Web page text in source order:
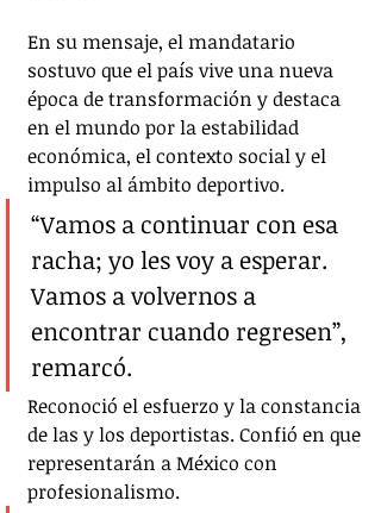
En su mensaje, el mandatario
sostuvo que el país vive una nueva
época de transformación y destaca
en el mundo por la estabilidad
económica, el contexto social y el
impulso al ámbito deportivo.
“Vamos a continuar con esa
racha; yo les voy a esperar.
Vamos a volvernos a
encontrar cuando regresen”,
remarcó.
Reconoció el esfuerzo y la constancia
de las y los deportistas. Confió en que
representarán a México con
profesionalismo.